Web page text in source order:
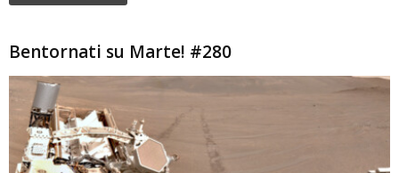
Bentornati su Marte! #280